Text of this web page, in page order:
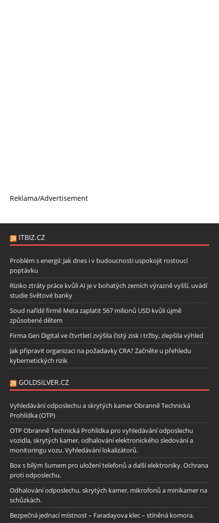
Reklama/Advertisement
ITBIZ.CZ
Problém s energií: Jak dnes i v budoucnosti uspokojit rostoucí
poptávku
Riziko ztráty práce kvůli AI je v bohatých zemích výrazně vyšší, uvádí
studie Světové banky
Soud nařídil firmě Meta zaplatit 567 milionů USD kvůli újmě
způsobené dětem
Firma Gen Digital ve čtvrtletí zvýšila čistý zisk i tržby, zlepšila výhled
Jak připravit organizaci na požadavky CRA? Začněte u přehledu
kybernetických rizik
GOLDSILVER.CZ
Vyhledávání odposlechu a skrytých kamer Obranně Technická
Prohlídka (OTP)
OTP Obranně Technická Prohlídka pro vyhledávání odposlechu
vozidla, skrytých kamer, odhalování elektronického sledování a
monitoringu vozu. Vyhledávání lokalizátorů.
Box s bílým šumem pro uložení telefonů a další elektroniky. Ochrana
proti odposlechu.
Odhalování odposlechu, skrytých kamer, mikrofonů a minikamer na
schůzkách.
Bezpečná jednací místnost – Faradayova klec – stíněná komora.